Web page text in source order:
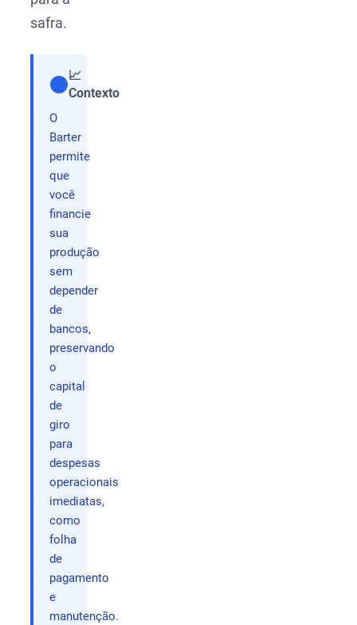
safra.
📈
Contexto
O
Barter
permite
que
você
financie
sua
produção
sem
depender
de
bancos,
preservando
o
capital
de
giro
para
despesas
operacionais
imediatas,
como
folha
de
pagamento
e
manutenção.